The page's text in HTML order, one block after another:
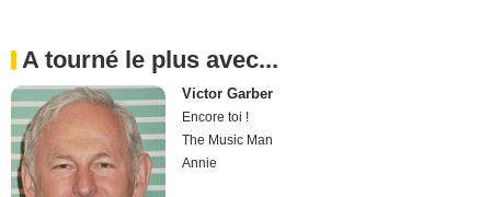
A tourné le plus avec...
Victor Garber
Encore toi !
The Music Man
Annie